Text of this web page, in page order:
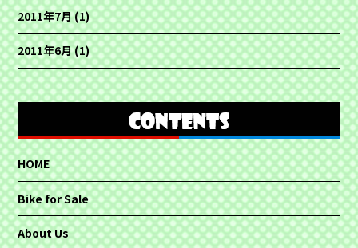
2011年7月(1)
2011年6月(1)
HOME
Bike for Sale
About Us